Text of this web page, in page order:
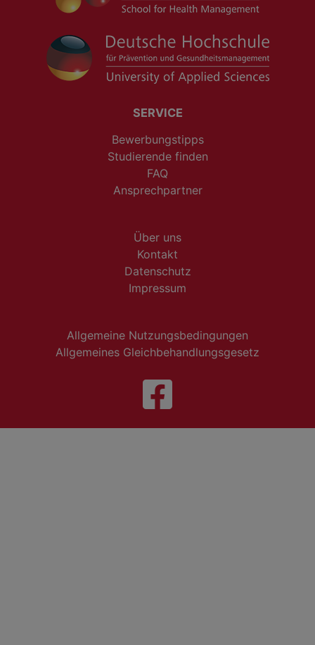
SERVICE
Bewerbungstipps
Studierende finden
FAQ
Ansprechpartner
Über uns
Kontakt
Datenschutz
Impressum
Allgemeine Nutzungsbedingungen
Allgemeines Gleichbehandlungsgesetz